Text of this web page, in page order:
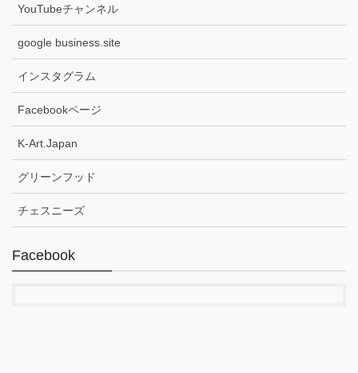
YouTubeチャンネル
google business.site
インスタグラム
Facebookページ
K-Art.Japan
グリーンフッド
チェスニーズ
Facebook